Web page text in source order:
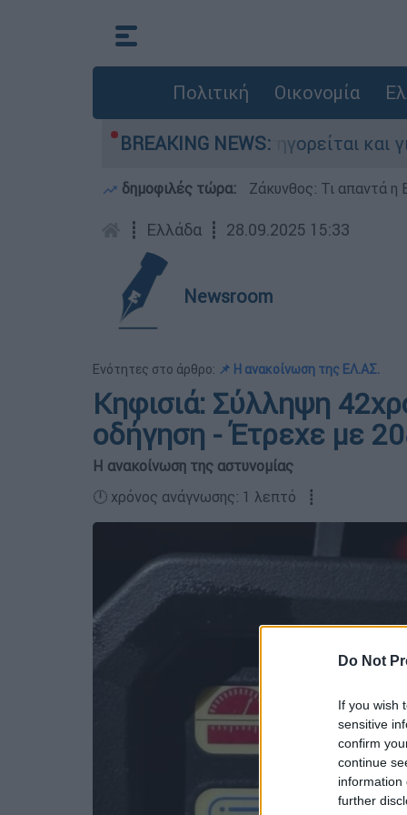
Do Not
If you wish
sensitive
confirm
continue
information
further
Πολιτική Οικονομία
BREAKING NEWS:
στην Ελλάδα - Κατηγορείται και για την
δημοφιλές τώρα: Ζάκυνθος: Τι απαντά η
┋ Ελλάδα ┋ 28.09.2025 15:33
Newsroom
Ενότητες στο άρθρο: 📌 Η ανακοίνωση της ΕΛ.ΑΣ.
Κηφισιά: Σύλληψη
οδήγηση - Έτρεχε με
Η ανακοίνωση της αστυνομίας
🕛 χρόνος ανάγνωσης: 1 λεπτό ┋